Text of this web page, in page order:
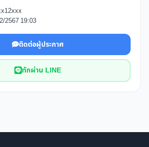
2567 19:03
ติดต่อผู้ประกาศ
ทักผ่าน LINE